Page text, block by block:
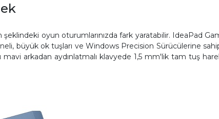
oyun oturumlarınızda fark yaratabilir. IdeaPad
büyük ok tuşları ve Windows Precision Sürücülerine
arkadan aydınlatmalı klavyede 1,5 mm'lik tam tuş